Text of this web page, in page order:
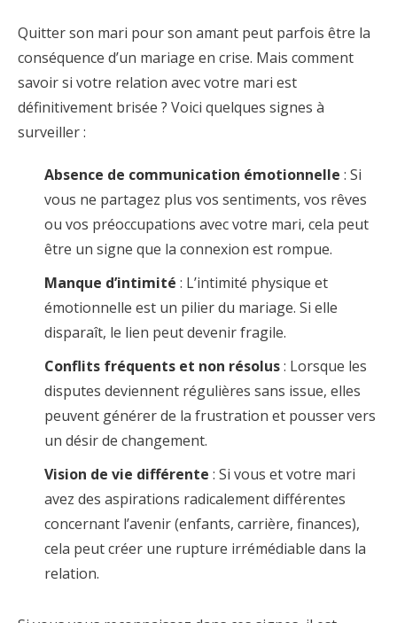
Quitter son mari pour son amant peut parfois être la
conséquence d’un mariage en crise. Mais comment
savoir si votre relation avec votre mari est
définitivement brisée ? Voici quelques signes à
surveiller :
Absence de communication émotionnelle : Si
vous ne partagez plus vos sentiments, vos rêves
ou vos préoccupations avec votre mari, cela peut
être un signe que la connexion est rompue.
Manque d’intimité : L’intimité physique et
émotionnelle est un pilier du mariage. Si elle
disparaît, le lien peut devenir fragile.
Conflits fréquents et non résolus: Lorsque les
disputes deviennent régulières sans issue, elles
peuvent générer de la frustration et pousser vers
un désir de changement.
Vision de vie différente : Si vous et votre mari
avez des aspirations radicalement différentes
concernant l’avenir (enfants, carrière, finances),
cela peut créer une rupture irrémédiable dans la
relation.